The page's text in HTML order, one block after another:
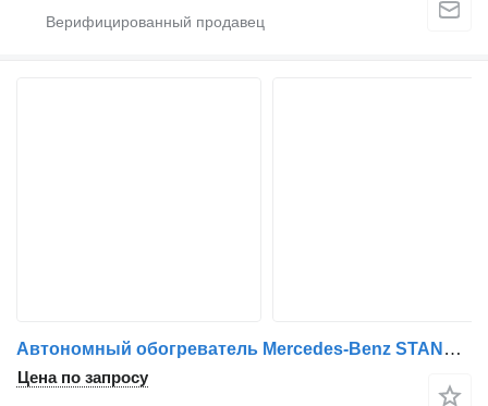
Автономный обогреватель Mercedes-Benz STANDKACHEL A 004 830 58 61 для грузовика
Цена по запросу